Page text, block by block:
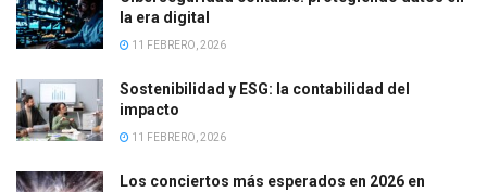
la era digital
11 FEBRERO, 2026
Sostenibilidad y ESG: la contabilidad del
impacto
11 FEBRERO, 2026
Los conciertos más esperados en 2026 en